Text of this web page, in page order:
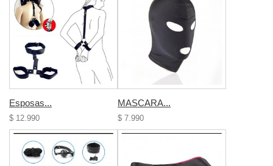
Esposas...
$ 12.990
MASCARA...
$ 7.990